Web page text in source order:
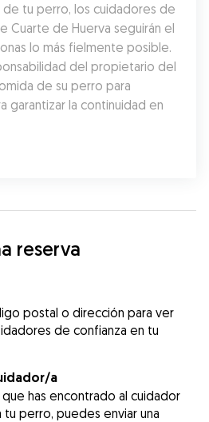
de tu perro, los cuidadores de
Cuarte de Huerva seguirán el
lo más fielmente posible.
del propietario del
de su perro para
garantizar la continuidad en
reserva
postal o dirección para ver
de confianza en tu
a
has encontrado al cuidador
perro, puedes enviar una